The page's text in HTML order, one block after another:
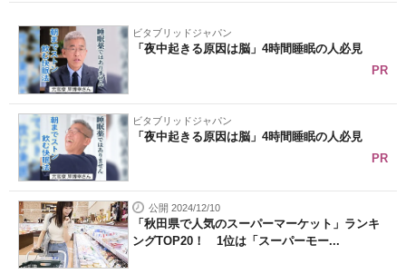
ビタブリッドジャパン
「夜中起きる原因は脳」4時間睡眠の人必見
PR
ビタブリッドジャパン
「夜中起きる原因は脳」4時間睡眠の人必見
PR
公開 2024/12/10
「秋田県で人気のスーパーマーケット」ランキ
ングTOP20！ 1位は「スーパーモー...